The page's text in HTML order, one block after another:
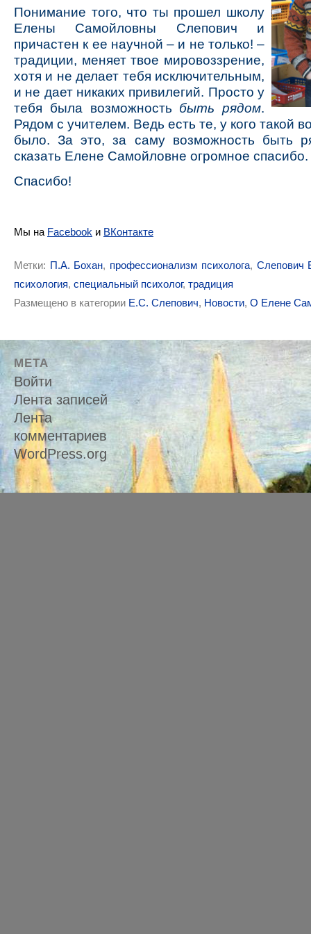
Понимание того, что ты прошел школу
Елены Самойловны Слепович и
причастен к ее научной – и не только! –
традиции, меняет твое мировоззрение,
хотя и не делает тебя исключительным,
и не дает никаких привилегий. Просто у
тебя была возможность быть рядом.
Рядом с учителем. Ведь есть те, у кого такой
было. За это, за саму возможность быть
сказать Елене Самойловне огромное спасибо.
Спасибо!
Мы на Facebook и ВКонтакте
Метки: П.А. Бохан, профессионализм психолога, Слепович
психология, специальный психолог, традиция
Размещено в категории Е.С. Слепович, Новости, О Елене
МЕТА
Войти
Лента записей
Лента
комментариев
WordPress.org